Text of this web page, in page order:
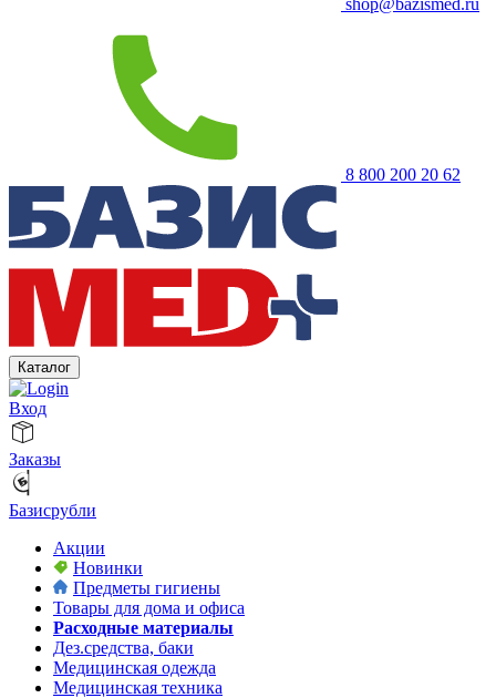
shop@bazismed.ru
8 800 200 20 62
Каталог
Вход
Заказы
Базисрубли
Акции
Новинки
Предметы гигиены
Товары для дома и офиса
Расходные материалы
Дез.средства, баки
Медицинская одежда
Медицинская техника